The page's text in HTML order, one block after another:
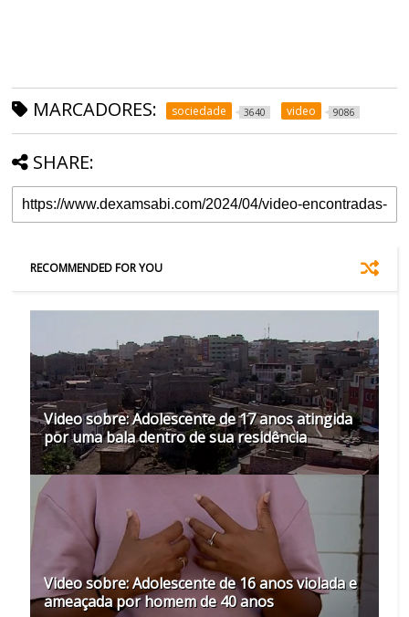
MARCADORES: sociedade 3640 video 9086
SHARE:
RECOMMENDED FOR YOU
Video sobre: Adolescente de 17 anos atingida
por uma bala dentro de sua residência
Video sobre: Adolescente de 16 anos violada e
ameaçada por homem de 40 anos